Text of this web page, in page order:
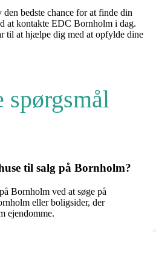
bedste chance for at finde din
at kontakte EDC Bornholm i dag.
til at hjælpe dig med at opfylde dine
spørgsmål
til salg på Bornholm?
Bornholm ved at søge på
eller boligsider, der
ejendomme.